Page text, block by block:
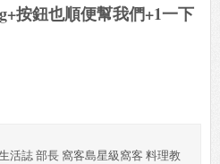
按鈕也順便幫我們+1一下
活誌 部長 窩客島星級窩客 料理教